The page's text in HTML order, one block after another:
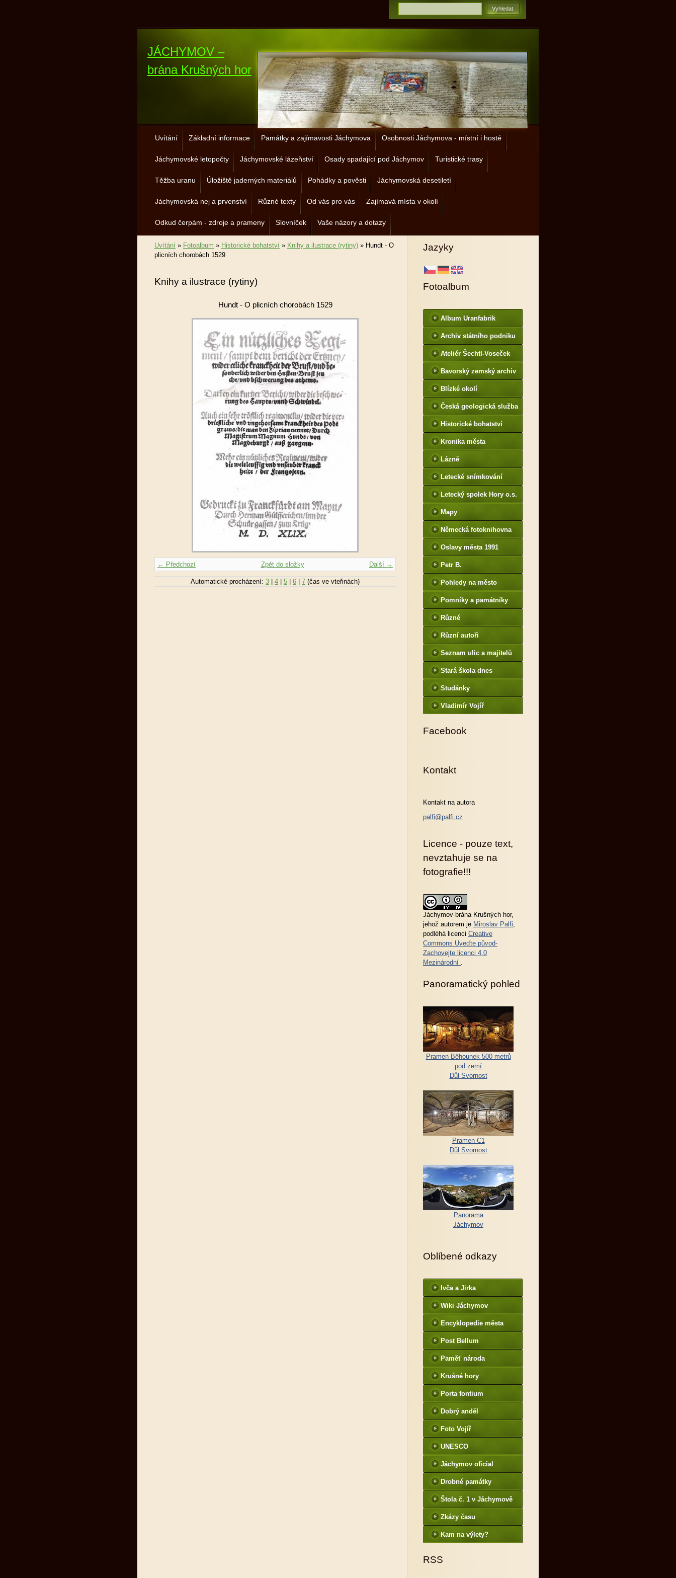
JÁCHYMOV –
brána Krušných hor
Uvítání Základní informace Památky a zajímavosti Jáchymova Osobnosti Jáchymova - místní i hosté
Jáchymovské letopočty Jáchymovské lázeňství Osady spadající pod Jáchymov Turistické trasy
Těžba uranu Úložiště jaderných materiálů Pohádky a pověsti Jáchymovská desetiletí
Jáchymovská nej a prvenství Různé texty Od vás pro vás Zajímavá místa v okolí
Odkud čerpám - zdroje a prameny Slovníček Vaše názory a dotazy
Uvítání » Fotoalbum » Historické bohatství » Knihy a ilustrace (rytiny) » Hundt - O
plicních chorobách 1529
Knihy a ilustrace (rytiny)
Hundt - O plicních chorobách 1529
← Předchozí Další →
Zpět do složky
Automatické procházení: 3 4 5 6 7 (čas ve vteřinách)
Jazyky
Fotoalbum
Album Uranfabrik
Archiv státního podniku
Ateliér Šechtl-Voseček
Bavorský zemský archiv
http://www.gda.bayern.de
Blízké okolí
Česká geologická služba
Historické bohatství
Kronika města
http://www.portafontium.
Lázně
Letecké snímkování
Letecký spolek Hory o.s.
Mapy
Německá fotoknihovna
http://www.deutschefotot
hek.de
Oslavy města 1991
Petr B.
(PB14.zonerama.com,
takatiky.rajce.idnes.cz)
Pohledy na město
Pomníky a památníky
Různé
Různí autoři
Seznam ulic a majitelů
Stará škola dnes
Studánky
Vladimír Vojíř
Facebook
Kontakt
Kontakt na autora
palfi@palfi.cz
Licence - pouze text,
nevztahuje se na
fotografie!!!
Jáchymov-brána Krušných hor,
jehož autorem je Miroslav Palfi,
podléhá licenci Creative
Commons Uveďte původ-
Zachovejte licenci 4.0
Mezinárodní .
Panoramatický pohled
Pramen Běhounek 500 metrů
pod zemí
Důl Svornost
Pramen C1
Důl Svornost
Panorama
Jáchymov
Oblíbené odkazy
Ivča a Jirka
Wiki Jáchymov
Encyklopedie města
Post Bellum
Paměť národa
Krušné hory
Porta fontium
Dobrý anděl
Foto Vojíř
UNESCO
Jáchymov oficial
Drobné památky
Štola č. 1 v Jáchymově
Zkázy času
Kam na výlety?
RSS